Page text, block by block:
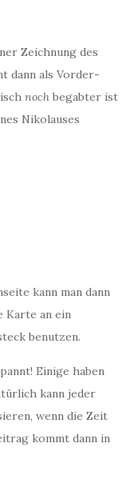
Zeichnung des
dann als Vorder-
noch begabter ist
Nikolauses
kann man dann
Karte an ein
benutzen.
Einige haben
kann jeder
wenn die Zeit
kommt dann in